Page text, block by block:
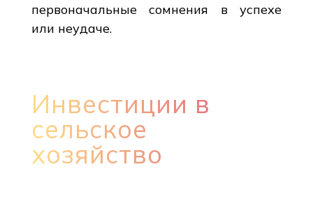
первоначальные сомнения в успехе
или неудаче.
Инвестиции в
сельское
хозяйство